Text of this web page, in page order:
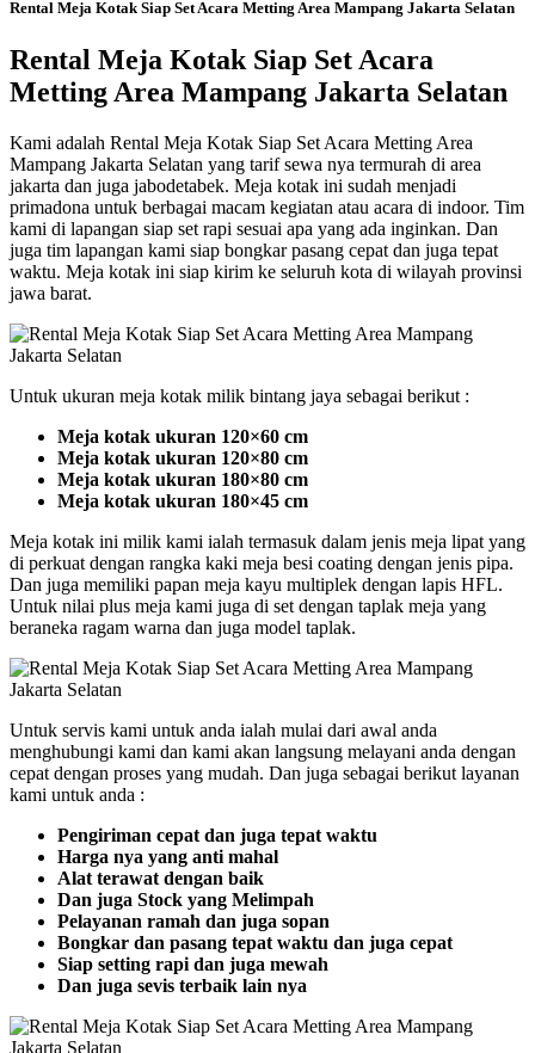
Rental Meja Kotak Siap Set Acara Metting Area Mampang Jakarta Selatan
Rental Meja Kotak Siap Set Acara
Metting Area Mampang Jakarta Selatan
Kami adalah Rental Meja Kotak Siap Set Acara Metting Area
Mampang Jakarta Selatan yang tarif sewa nya termurah di area
jakarta dan juga jabodetabek. Meja kotak ini sudah menjadi
primadona untuk berbagai macam kegiatan atau acara di indoor. Tim
kami di lapangan siap set rapi sesuai apa yang ada inginkan. Dan
juga tim lapangan kami siap bongkar pasang cepat dan juga tepat
waktu. Meja kotak ini siap kirim ke seluruh kota di wilayah provinsi
jawa barat.
Untuk ukuran meja kotak milik bintang jaya sebagai berikut :
Meja kotak ukuran 120×60 cm
Meja kotak ukuran 120×80 cm
Meja kotak ukuran 180×80 cm
Meja kotak ukuran 180×45 cm
Meja kotak ini milik kami ialah termasuk dalam jenis meja lipat yang
di perkuat dengan rangka kaki meja besi coating dengan jenis pipa.
Dan juga memiliki papan meja kayu multiplek dengan lapis HFL.
Untuk nilai plus meja kami juga di set dengan taplak meja yang
beraneka ragam warna dan juga model taplak.
Untuk servis kami untuk anda ialah mulai dari awal anda
menghubungi kami dan kami akan langsung melayani anda dengan
cepat dengan proses yang mudah. Dan juga sebagai berikut layanan
kami untuk anda :
Pengiriman cepat dan juga tepat waktu
Harga nya yang anti mahal
Alat terawat dengan baik
Dan juga Stock yang Melimpah
Pelayanan ramah dan juga sopan
Bongkar dan pasang tepat waktu dan juga cepat
Siap setting rapi dan juga mewah
Dan juga sevis terbaik lain nya